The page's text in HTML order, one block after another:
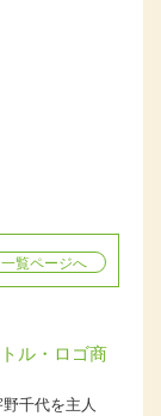
一覧ページへ
ル・ロゴ商
千代を主人